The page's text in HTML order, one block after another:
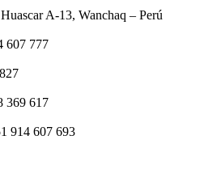
A-13, Wanchaq – Perú
607 777
369 617
914 607 693